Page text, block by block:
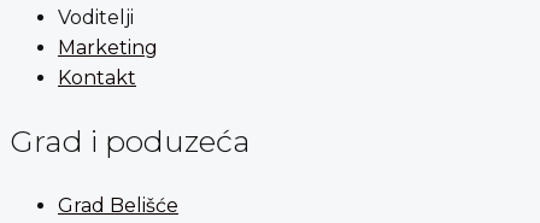
Voditelji
Marketing
Kontakt
Grad i poduzeća
Grad Belišće